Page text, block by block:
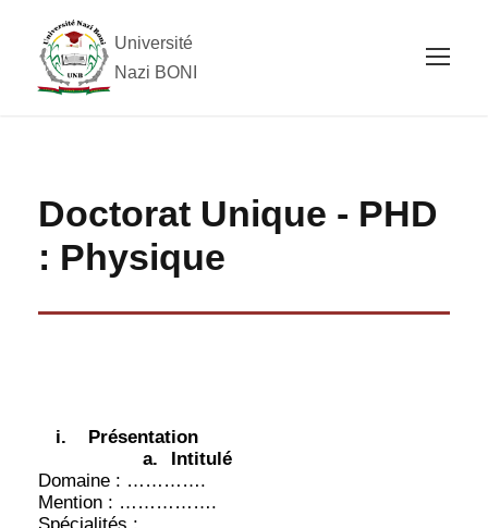
Université
Nazi BONI
Doctorat Unique - PHD
: Physique
i.
Présentation
a.
Intitulé
Domaine : ………….
Mention : …………….
Spécialités :